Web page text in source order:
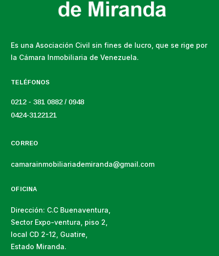
Es una Asociación Civil sin fines de lucro, que se rige por
la Cámara Inmobiliaria de Venezuela.
TELÉFONOS
0212 - 381 0882 / 0948
0424-3122121
CORREO
camarainmobiliariademiranda@gmail.com
OFICINA
Dirección: C.C Buenaventura,
Sector Expo-ventura, piso 2,
local CD 2-12, Guatire,
Estado Miranda.